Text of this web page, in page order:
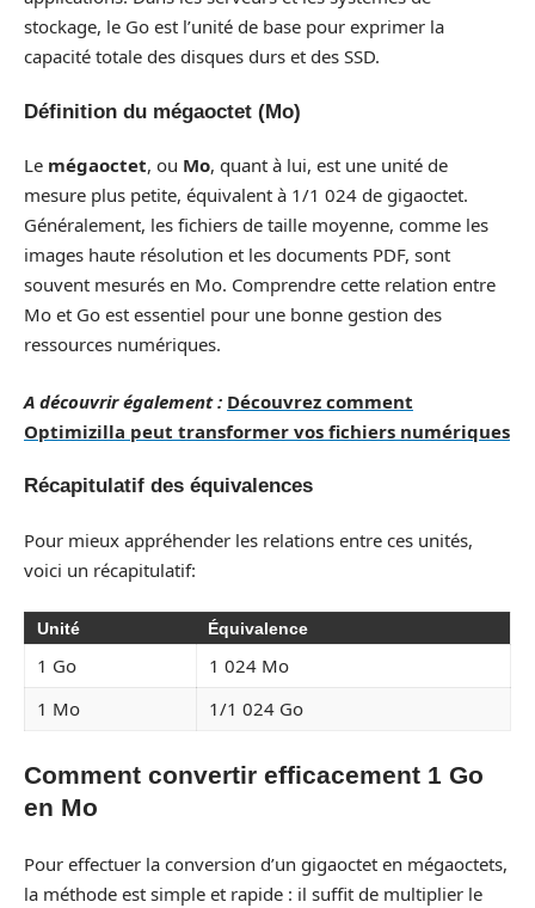
stockage, le Go est l’unité de base pour exprimer la
capacité totale des disques durs et des SSD.
Définition du mégaoctet (Mo)
Le mégaoctet, ou Mo, quant à lui, est une unité de
mesure plus petite, équivalent à 1/1 024 de gigaoctet.
Généralement, les fichiers de taille moyenne, comme les
images haute résolution et les documents PDF, sont
souvent mesurés en Mo. Comprendre cette relation entre
Mo et Go est essentiel pour une bonne gestion des
ressources numériques.
A découvrir également : Découvrez comment
Optimizilla peut transformer vos fichiers numériques
Récapitulatif des équivalences
Pour mieux appréhender les relations entre ces unités,
voici un récapitulatif:
Unité Équivalence
1 Go
1 024 Mo
1 Mo
1/1 024 Go
Comment convertir efficacement 1 Go
en Mo
Pour effectuer la conversion d’un gigaoctet en mégaoctets,
la méthode est simple et rapide : il suffit de multiplier le